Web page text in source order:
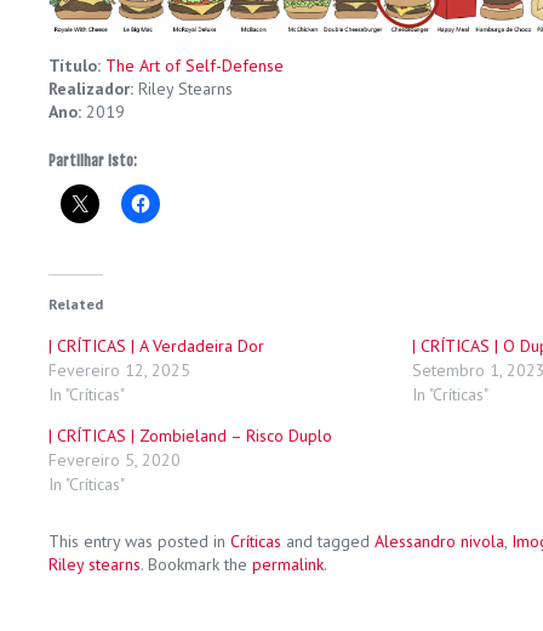
Título: The Art of Self-Defense
Realizador: Riley Stearns
Ano: 2019
Partilhar isto:
Related
| CRÍTICAS | A Verdadeira Dor
Fevereiro 12, 2025
In "Críticas"
| CRÍTICAS | O
Setembro 1,
In "Críticas"
| CRÍTICAS | Zombieland – Risco Duplo
Fevereiro 5, 2020
In "Críticas"
This entry was posted in Críticas and tagged Alessandro nivola,
Riley stearns. Bookmark the permalink.